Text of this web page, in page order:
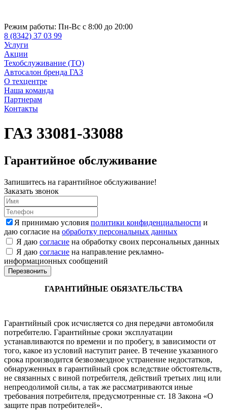
Режим работы: Пн-Вс с 8:00 до 20:00
8 (8342) 37 03 99
Услуги
Акции
Техобслуживание (ТО)
Автосалон бренда ГАЗ
О техцентре
Наша команда
Партнерам
Контакты
ГАЗ 33081-33088
Гарантийное обслуживание
Запишитесь на гарантийное обслуживание!
Заказать звонок
Я принимаю условия политики конфиденциальности и
даю согласие на обработку персональных данных
Я даю согласие на обработку своих персональных данных
Я даю согласие на направление рекламно-
информационных сообщений
ГАРАНТИЙНЫЕ ОБЯЗАТЕЛЬСТВА
Гарантийный срок исчисляется со дня передачи автомобиля
потребителю. Гарантийные сроки эксплуатации
устанавливаются по времени и по пробегу, в зависимости от
того, какое из условий наступит ранее. В течение указанного
срока производится безвозмездное устранение недостатков,
обнаруженных в гарантийный срок вследствие обстоятельств,
не связанных с виной потребителя, действий третьих лиц или
непреодолимой силы, а так же рассматриваются иные
требования потребителя, предусмотренные ст. 18 Закона «О
защите прав потребителей».